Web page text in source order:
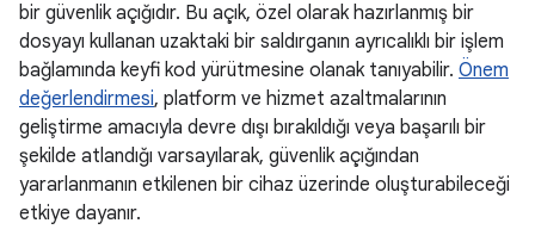
bir güvenlik açığıdır. Bu açık, özel olarak hazırlanmış bir
dosyayı kullanan uzaktaki bir saldırganın ayrıcalıklı bir işlem
bağlamında keyfi kod yürütmesine olanak tanıyabilir. Önem
değerlendirmesi, platform ve hizmet azaltmalarının
geliştirme amacıyla devre dışı bırakıldığı veya başarılı bir
şekilde atlandığı varsayılarak, güvenlik açığından
yararlanmanın etkilenen bir cihaz üzerinde oluşturabileceği
etkiye dayanır.